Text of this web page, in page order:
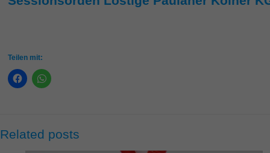
Teilen mit:
Related posts